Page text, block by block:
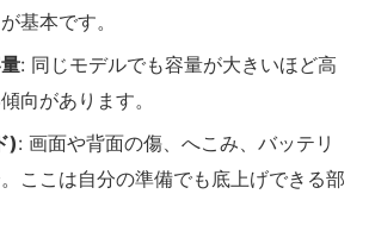
基本です。
: 同じモデルでも容量が大きいほど高
向があります。
): 画面や背面の傷、へこみ、バッテリ
ここは自分の準備でも底上げできる部